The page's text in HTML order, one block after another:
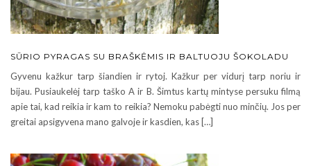
SŪRIO PYRAGAS SU BRAŠKĖMIS IR BALTUOJU ŠOKOLADU
Gyvenu kažkur tarp šiandien ir rytoj. Kažkur per vidurį tarp noriu ir
bijau. Pusiaukelėj tarp taško A ir B. Šimtus kartų mintyse persuku filmą
apie tai, kad reikia ir kam to reikia? Nemoku pabėgti nuo minčių. Jos per
greitai apsigyvena mano galvoje ir kasdien, kas […]